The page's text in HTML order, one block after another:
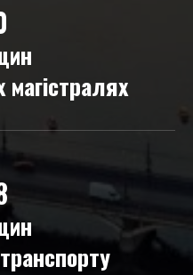
магістралях